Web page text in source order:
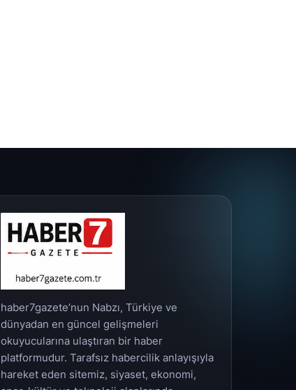
haber7gazete’nun Nabzı, Türkiye ve
dünyadan en güncel gelişmeleri
okuyucularına ulaştıran bir haber
platformudur. Tarafsız habercilik anlayışıyla
hareket eden sitemiz, siyaset, ekonomi,